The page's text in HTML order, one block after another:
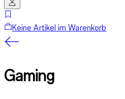
Keine Artikel im Warenkorb
Gaming